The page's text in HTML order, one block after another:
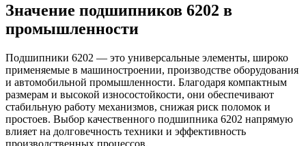
Значение подшипников 6202 в
промышленности
Подшипники 6202 — это универсальные элементы, широко
применяемые в машиностроении, производстве оборудования
и автомобильной промышленности. Благодаря компактным
размерам и высокой износостойкости, они обеспечивают
стабильную работу механизмов, снижая риск поломок и
простоев. Выбор качественного подшипника 6202 напрямую
влияет на долговечность техники и эффективность
производственных процессов.